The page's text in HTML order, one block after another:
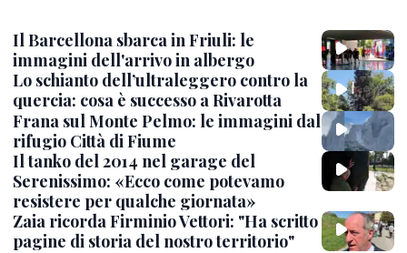
Il Barcellona sbarca in Friuli: le
immagini dell'arrivo in albergo
Lo schianto dell’ultraleggero contro la
quercia: cosa è successo a Rivarotta
Frana sul Monte Pelmo: le immagini dal
rifugio Città di Fiume
Il tanko del 2014 nel garage del
Serenissimo: «Ecco come potevamo
resistere per qualche giornata»
Zaia ricorda Firminio Vettori: "Ha scritto
pagine di storia del nostro territorio"